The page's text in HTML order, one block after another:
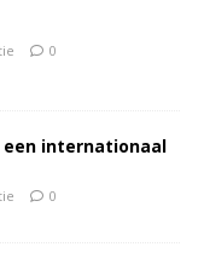
0
een internationaal
0